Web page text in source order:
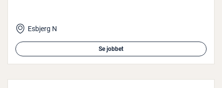
Esbjerg N
Se jobbet